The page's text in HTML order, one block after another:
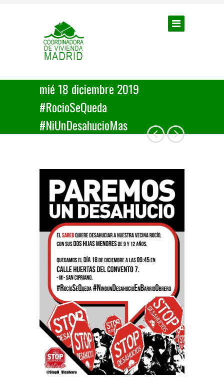
mié 18 diciembre 2019
#RocioSeQueda
#NiUnDesahucioMas